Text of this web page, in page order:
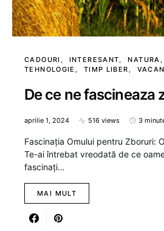
CADOURI INTERESANT NATURA
TEHNOLOGIE
TIMP LIBER
De ce ne fascineaza
aprilie 1, 2024 516 views 3
Fascinația Omului pentru Zboruri:
Te-ai întrebat vreodată de ce
fascinați…
MAI MULT